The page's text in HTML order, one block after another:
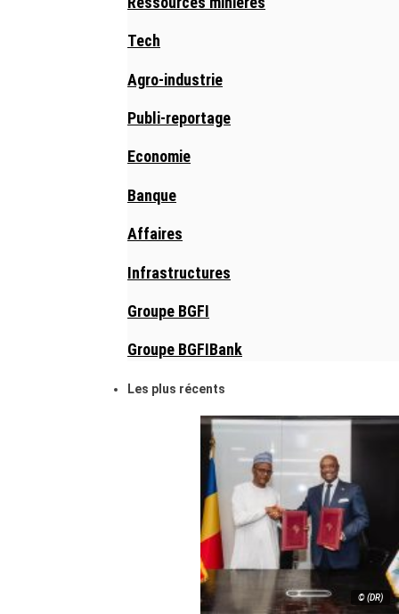
Tech
Agro-industrie
Publi-reportage
Economie
Banque
Affaires
Infrastructures
Groupe BGFI
Groupe BGFIBank
Les plus récents
© (DR)